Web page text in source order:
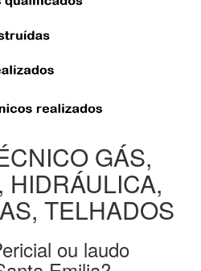
GÁS,
HIDRÁULICA,
TELHADOS
ou laudo